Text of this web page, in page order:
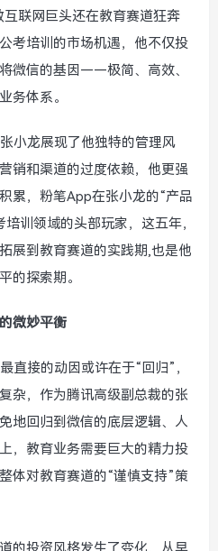
联网巨头还在教育赛道狂奔
考培训的市场机遇，他不仅投
微信的基因——极简、高效、
务体系。
小龙展现了他独特的管理风
销和渠道的过度依赖，他更强
累，粉笔App在张小龙的“产品
训领域的头部玩家，这五年，
展到教育赛道的实践期,也是他
的探索期。
微妙平衡
直接的动因或许在于“回归”，
杂，作为腾讯高级副总裁的张
地回归到微信的底层逻辑、人
，教育业务需要巨大的精力投
体对教育赛道的“谨慎支持”策